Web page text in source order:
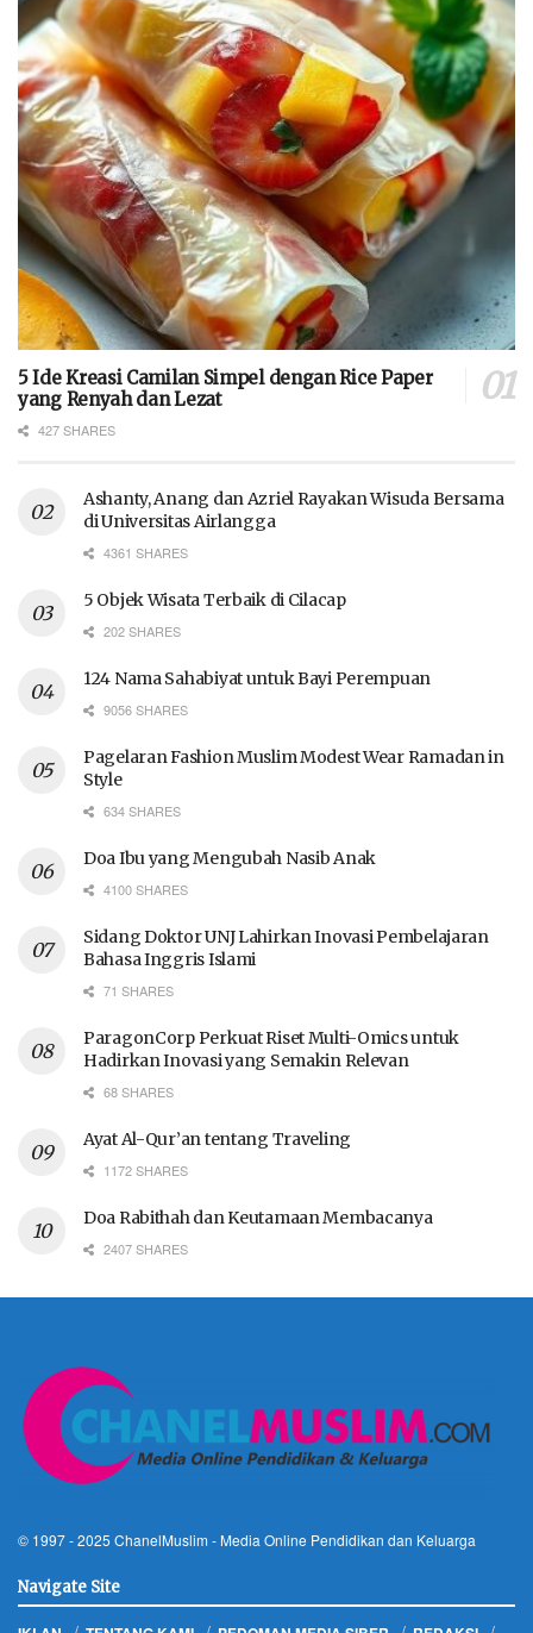
5 Ide Kreasi Camilan Simpel dengan Rice Paper
yang Renyah dan Lezat
427 SHARES
Ashanty, Anang dan Azriel Rayakan Wisuda Bersama
di Universitas Airlangga
4361 SHARES
5 Objek Wisata Terbaik di Cilacap
202 SHARES
124 Nama Sahabiyat untuk Bayi Perempuan
9056 SHARES
Pagelaran Fashion Muslim Modest Wear Ramadan in
Style
634 SHARES
Doa Ibu yang Mengubah Nasib Anak
4100 SHARES
Sidang Doktor UNJ Lahirkan Inovasi Pembelajaran
Bahasa Inggris Islami
71 SHARES
ParagonCorp Perkuat Riset Multi-Omics untuk
Hadirkan Inovasi yang Semakin Relevan
68 SHARES
Ayat Al-Qur’an tentang Traveling
1172 SHARES
Doa Rabithah dan Keutamaan Membacanya
2407 SHARES
© 1997 - 2025 ChanelMuslim - Media Online Pendidikan dan Keluarga
Navigate Site